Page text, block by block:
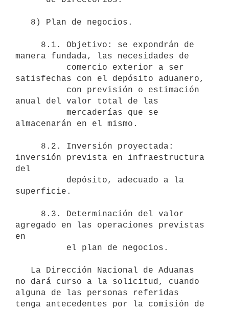
manera fundada, las necesidades de
satisfechas con el depósito aduanero,
anual del valor total de las
almacenarán en el mismo.
inversión prevista en infraestructura
del
superficie.
agregado en las operaciones previstas
en
no dará curso a la solicitud, cuando
alguna de las personas referidas
tenga antecedentes por la comisión de